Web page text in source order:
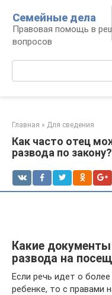
контенту
Семейные дела
Правовая помощь в
вопросов
Главная » Для сведения
Как часто отец
развода по закону?
Какие
развода на
Если речь идет о
ребенке, то с правами